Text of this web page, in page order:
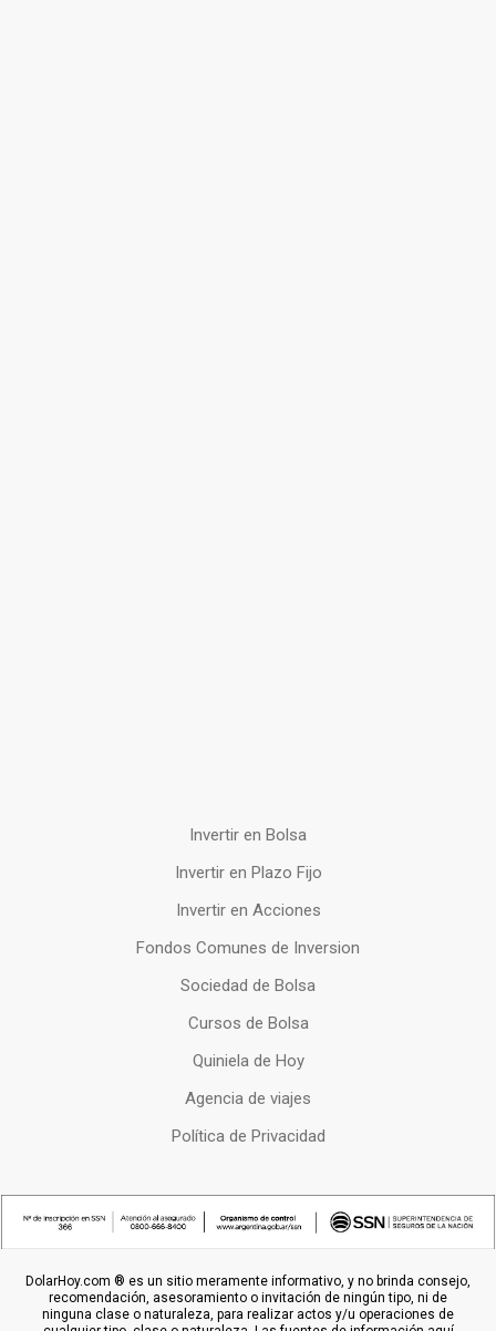
Invertir en Bolsa
Invertir en Plazo Fijo
Invertir en Acciones
Fondos Comunes de Inversion
Sociedad de Bolsa
Cursos de Bolsa
Quiniela de Hoy
Agencia de viajes
Política de Privacidad
DolarHoy.com ® es un sitio meramente informativo, y no brinda consejo,
recomendación, asesoramiento o invitación de ningún tipo, ni de
ninguna clase o naturaleza, para realizar actos y/u operaciones de